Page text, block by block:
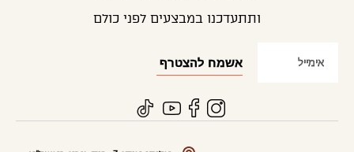
ותתעדכנו במבצעים לפני כולם